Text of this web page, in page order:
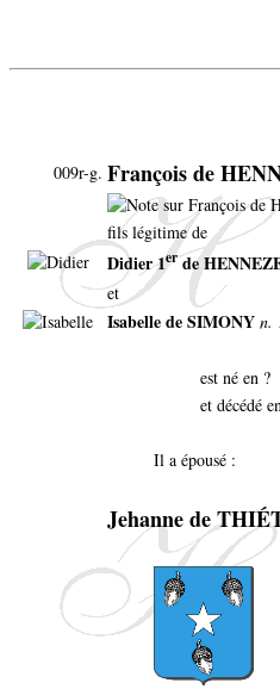
009r-g. François de
fils légitime de
Didier 1erde
et
Isabelle de SIMONY n.
est né en ?
et décédé
Il a épousé :
Jehanne de